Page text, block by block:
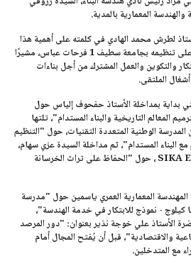
المعمارية بالمدية.
لطرش محمد الهادي في كلمته على أهمية هذا
تنظيمه بجامعة سطيف 1 فرحات عباس
، مشيرًا
والتكوين والعمل المشترك من أجل بناءات
الملتقى.
بداية بمداخلة الأستاذ حفحوف إلياس حول
المعالم التاريخية والبناء المستدام"، تلتها
الوطنية المتعددة التقنيات، حول "التنظيم
، ثم مداخلة السيدة عزي سهام،
SIKA، حول "الحفاظ على تراث الخرسانة
المعمارية العمري ياسمين حول "مدرسة
كيلوج - نموذج للابتكار في خدمة الهندسة"،
الأستاذ علي خوجة نذيربعنوان: "دور المرصد
والاقتصادية"، قبل أن يُفتح المجال أمام
مع المتدخلين.